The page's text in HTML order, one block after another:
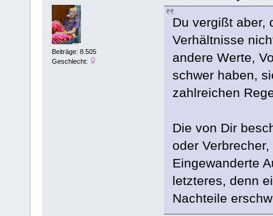
Beiträge: 8.505
Geschlecht:
Du vergißt aber,
Verhältnisse
andere Werte,
schwer haben,
zahlreichen
Die von Dir
oder
Eingewanderte
letzteres, denn
Nachteile